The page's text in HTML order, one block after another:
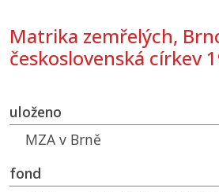
Matrika zemřelých,
československá církev
uloženo
MZA v Brně
fond